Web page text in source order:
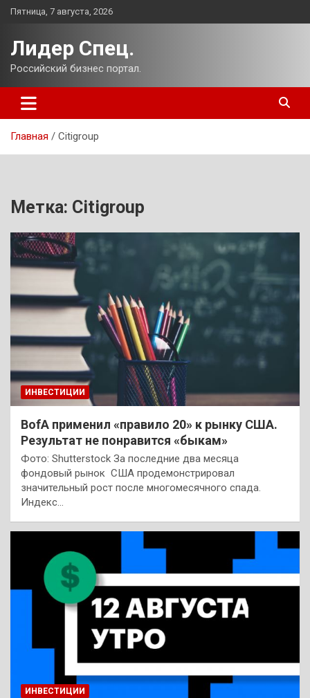
Перейти
Пятница, 7 августа, 2026
Лидер Спец.
Российский бизнес портал.
Главная Citigroup
Метка: Citigroup
ИНВЕСТИЦИИ
BofA применил «правило 20» к рынку США.
Результат не понравится «быкам»
Фото: Shutterstock За последние два месяца
фондовый рынок США продемонстрировал
значительный рост после многомесячного спада.
Индекс…
ИНВЕСТИЦИИ